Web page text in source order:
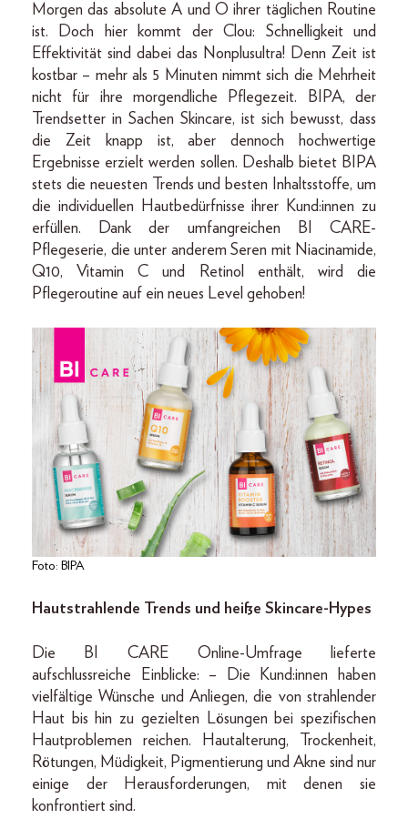
Morgen das absolute A und O ihrer täglichen Routine
ist. Doch hier kommt der Clou: Schnelligkeit und
Effektivität sind dabei das Nonplusultra! Denn Zeit ist
kostbar – mehr als 5 Minuten nimmt sich die Mehrheit
nicht für ihre morgendliche Pflegezeit. BIPA, der
Trendsetter in Sachen Skincare, ist sich bewusst, dass
die Zeit knapp ist, aber dennoch hochwertige
Ergebnisse erzielt werden sollen. Deshalb bietet BIPA
stets die neuesten Trends und besten Inhaltsstoffe, um
die individuellen Hautbedürfnisse ihrer Kund:innen zu
erfüllen. Dank der umfangreichen BI CARE-
Pflegeserie, die unter anderem Seren mit Niacinamide,
Q10, Vitamin C und Retinol enthält, wird die
Pflegeroutine auf ein neues Level gehoben!
Foto: BIPA
Hautstrahlende Trends und heiße Skincare-Hypes
Die BI CARE Online-Umfrage lieferte
aufschlussreiche Einblicke: – Die Kund:innen haben
vielfältige Wünsche und Anliegen, die von strahlender
Haut bis hin zu gezielten Lösungen bei spezifischen
Hautproblemen reichen. Hautalterung, Trockenheit,
Rötungen, Müdigkeit, Pigmentierung und Akne sind nur
einige der Herausforderungen, mit denen sie
konfrontiert sind.